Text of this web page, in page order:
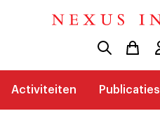
Activiteiten Publicaties